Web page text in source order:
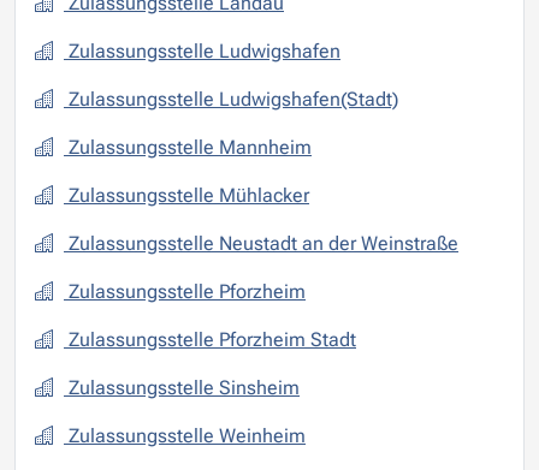
Zulassungsstelle Ludwigshafen
Zulassungsstelle Ludwigshafen(Stadt)
Zulassungsstelle Mannheim
Zulassungsstelle Mühlacker
Zulassungsstelle Neustadt an der Weinstraße
Zulassungsstelle Pforzheim
Zulassungsstelle Pforzheim Stadt
Zulassungsstelle Sinsheim
Zulassungsstelle Weinheim